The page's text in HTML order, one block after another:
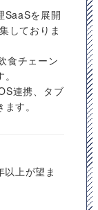
SaaSを展開
しておりま
食チェーン
連携、タブ
す。
以上が望ま